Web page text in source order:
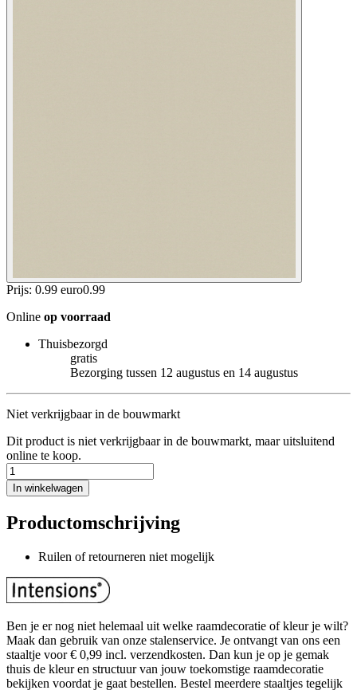
Prijs: 0.99 euro0.99
Online op voorraad
Thuisbezorgd
gratis
Bezorging tussen 12 augustus en 14 augustus
Niet verkrijgbaar in de bouwmarkt
Dit product is niet verkrijgbaar in de bouwmarkt, maar uitsluitend
online te koop.
In winkelwagen
Productomschrijving
Ruilen of retourneren niet mogelijk
Ben je er nog niet helemaal uit welke raamdecoratie of kleur je wilt?
Maak dan gebruik van onze stalenservice. Je ontvangt van ons een
staaltje voor € 0,99 incl. verzendkosten. Dan kun je op je gemak
thuis de kleur en structuur van jouw toekomstige raamdecoratie
bekijken voordat je gaat bestellen. Bestel meerdere staaltjes tegelijk